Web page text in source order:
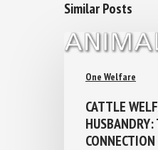
Similar Posts
One Welfare
CATTLE
CONNECTION